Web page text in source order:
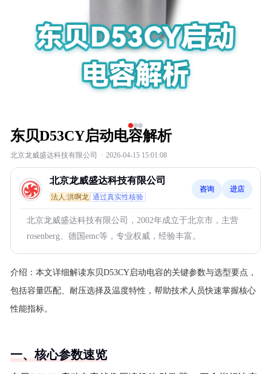
东贝D53CY启动电容解析
北京龙威盛达科技有限公司 · 2026-04-15 15:01:08
北京龙威盛达科技有限公司
法人:洪啊龙 通过真实性核验
咨询 进店
北京龙威盛达科技有限公司，2002年成立于北京市，主营
rosenberg、德国emc等，专业权威，经验丰富。
介绍： 本文详细解读东贝D53CY启动电容的关键参数与选型要点，
包括容量匹配、耐压选择及温度特性，帮助技术人员快速掌握核心
性能指标。
一、核心参数速览